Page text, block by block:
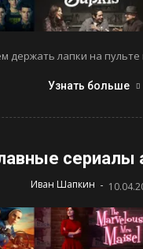
держать лапки на пульте
Узнать больше
сериалы
Иван Шапкин -